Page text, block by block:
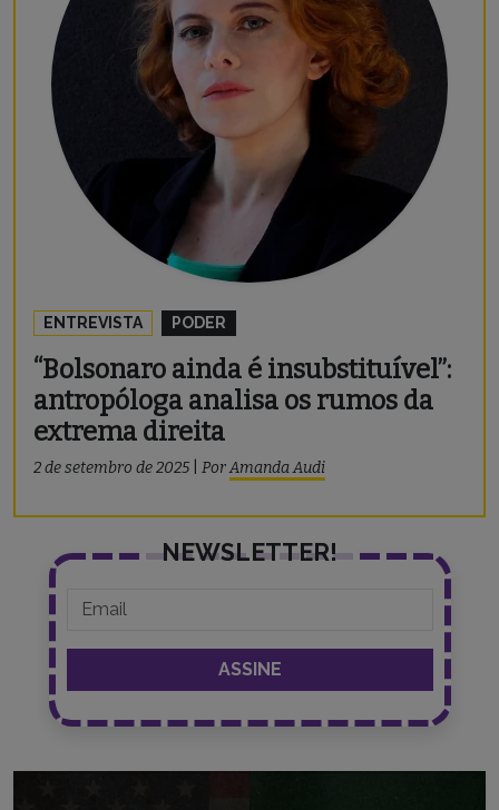
ENTREVISTA PODER
“Bolsonaro ainda é insubstituível”:
antropóloga analisa os rumos da
extrema direita
2 de setembro de 2025 PorAmanda Audi
NEWSLETTER!